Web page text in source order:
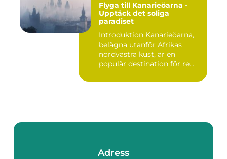
Flyga till Kanarieöarna -
Upptäck det soliga
paradiset
Introduktion Kanarieöarna,
belägna utanför Afrikas
nordvästra kust, är en
populär destination för re...
Adress